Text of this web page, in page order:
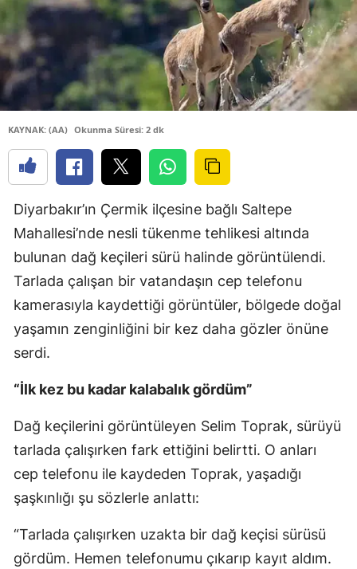
KAYNAK: (AA) Okunma Süresi: 2 dk
Diyarbakır’ın Çermik ilçesine bağlı Saltepe
Mahallesi’nde nesli tükenme tehlikesi altında
bulunan dağ keçileri sürü halinde görüntülendi.
Tarlada çalışan bir vatandaşın cep telefonu
kamerasıyla kaydettiği görüntüler, bölgede doğal
yaşamın zenginliğini bir kez daha gözler önüne
serdi.
“İlk kez bu kadar kalabalık gördüm”
Dağ keçilerini görüntüleyen Selim Toprak, sürüyü
tarlada çalışırken fark ettiğini belirtti. O anları
cep telefonu ile kaydeden Toprak, yaşadığı
şaşkınlığı şu sözlerle anlattı:
“Tarlada çalışırken uzakta bir dağ keçisi sürüsü
gördüm. Hemen telefonumu çıkarıp kayıt aldım.